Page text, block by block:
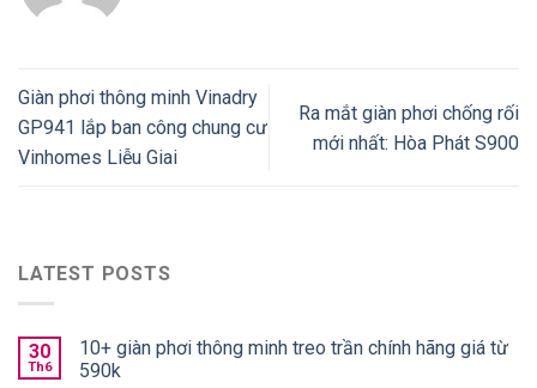
Giàn phơi thông minh Vinadry
GP941 lắp ban công chung cư
Vinhomes Liễu Giai
Ra mắt giàn phơi chống rối
mới nhất: Hòa Phát S900
LATEST POSTS
30
Th6
10+ giàn phơi thông minh treo trần chính hãng giá từ
590k